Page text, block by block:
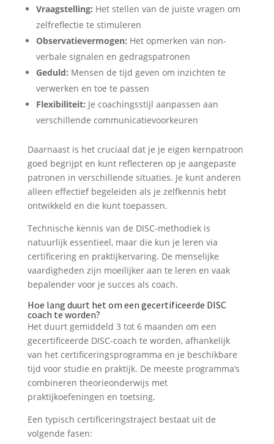
Vraagstelling: Het stellen van de juiste vragen om
zelfreflectie te stimuleren
Observatievermogen: Het opmerken van non-
verbale signalen en gedragspatronen
Geduld: Mensen de tijd geven om inzichten te
verwerken en toe te passen
Flexibiliteit: Je coachingsstijl aanpassen aan
verschillende communicatievoorkeuren
Daarnaast is het cruciaal dat je je eigen kernpatroon
goed begrijpt en kunt reflecteren op je aangepaste
patronen in verschillende situaties. Je kunt anderen
alleen effectief begeleiden als je zelfkennis hebt
ontwikkeld en die kunt toepassen.
Technische kennis van de DISC-methodiek is
natuurlijk essentieel, maar die kun je leren via
certificering en praktijkervaring. De menselijke
vaardigheden zijn moeilijker aan te leren en vaak
bepalender voor je succes als coach.
Hoe lang duurt het om een gecertificeerde DISC
coach te worden?
Het duurt gemiddeld 3 tot 6 maanden om een
gecertificeerde DISC-coach te worden, afhankelijk
van het certificeringsprogramma en je beschikbare
tijd voor studie en praktijk. De meeste programma’s
combineren theorieonderwijs met
praktijkoefeningen en toetsing.
Een typisch certificeringstraject bestaat uit de
volgende fasen: